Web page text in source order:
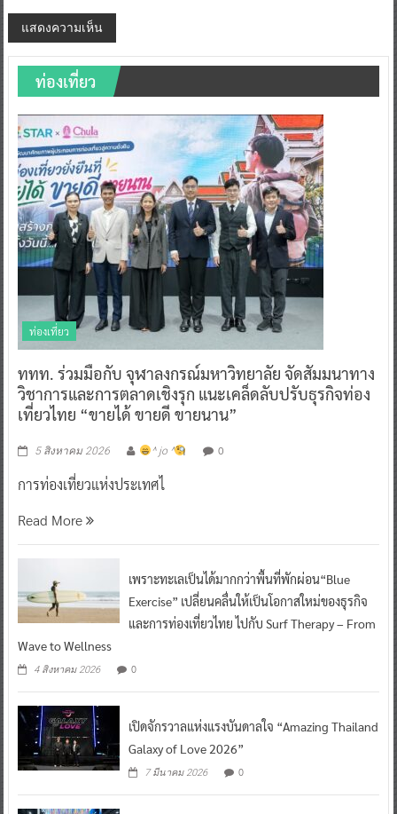
ท่องเที่ยว
ท่องเที่ยว
ททท. ร่วมมือกับ จุฬาลงกรณ์มหาวิทยาลัย จัดสัมมนาทาง
วิชาการและการตลาดเชิงรุก แนะเคล็ดลับปรับธุรกิจท่อง
เที่ยวไทย “ขายได้ ขายดี ขายนาน”
5 สิงหาคม 2026 ^ jo ^ 0
การท่องเที่ยวแห่งประเทศไ
Read More
เพราะทะเลเป็นได้มากกว่าพื้นที่พักผ่อน“Blue
Exercise” เปลี่ยนคลื่นให้เป็นโอกาสใหม่ของธุรกิจ
และการท่องเที่ยวไทย ไปกับ Surf Therapy – From
Wave to Wellness
4 สิงหาคม 2026 0
เปิดจักรวาลแห่งแรงบันดาลใจ “Amazing Thailand
Galaxy of Love 2026”
7 มีนาคม 2026 0